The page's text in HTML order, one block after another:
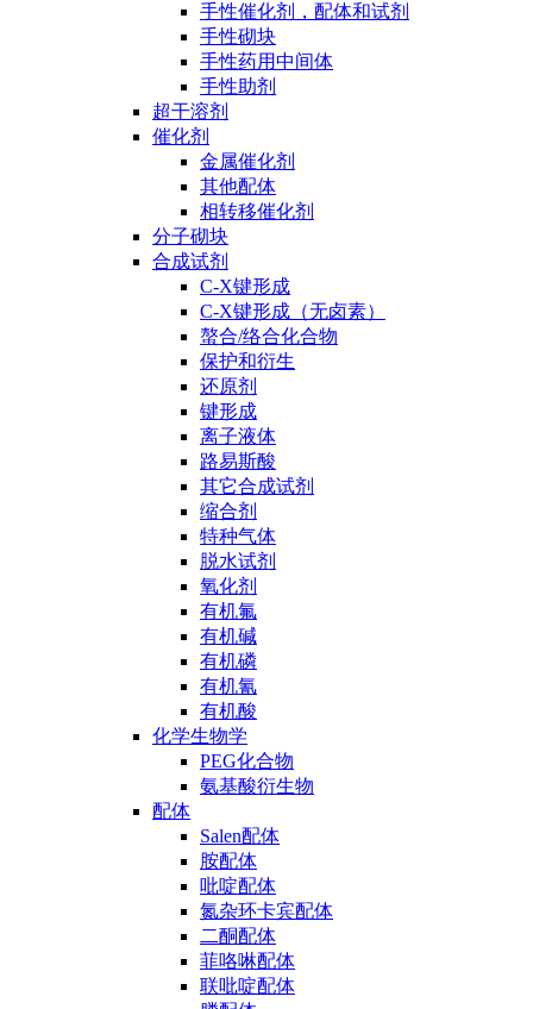
手性催化剂，配体和试剂
手性砌块
手性药用中间体
手性助剂
超干溶剂
催化剂
金属催化剂
其他配体
相转移催化剂
分子砌块
合成试剂
C-X键形成
C-X键形成（无卤素）
螯合/络合化合物
保护和衍生
还原剂
键形成
离子液体
路易斯酸
其它合成试剂
缩合剂
特种气体
脱水试剂
氧化剂
有机氟
有机碱
有机磷
有机氰
有机酸
化学生物学
PEG化合物
氨基酸衍生物
配体
Salen配体
胺配体
吡啶配体
氮杂环卡宾配体
二酮配体
菲咯啉配体
联吡啶配体